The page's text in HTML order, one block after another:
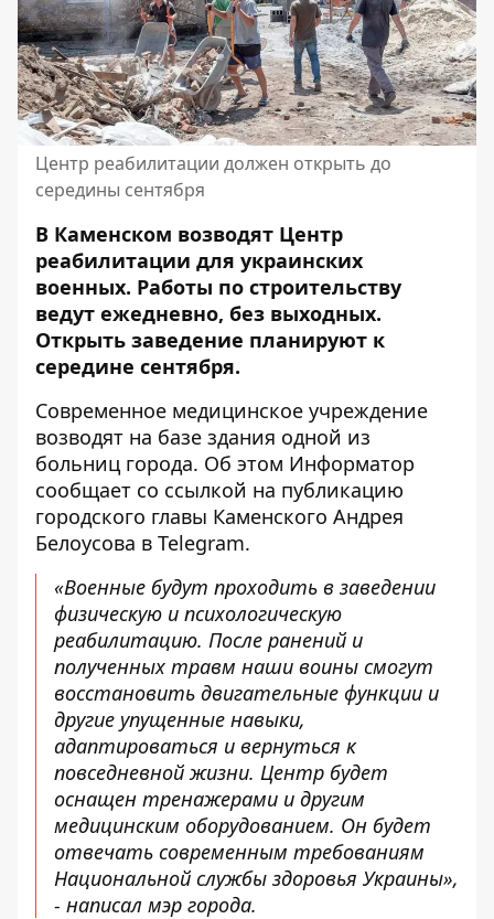
Центр реабилитации должен открыть до
середины сентября
В Каменском возводят Центр
реабилитации для украинских
военных. Работы по строительству
ведут ежедневно, без выходных.
Открыть заведение планируют к
середине сентября.
Современное медицинское учреждение
возводят на базе здания одной из
больниц города. Об этом Информатор
сообщает со ссылкой на публикацию
городского главы Каменского Андрея
Белоусова в Telegram.
«Военные будут проходить в заведении
физическую и психологическую
реабилитацию. После ранений и
полученных травм наши воины смогут
восстановить двигательные функции и
другие упущенные навыки,
адаптироваться и вернуться к
повседневной жизни. Центр будет
оснащен тренажерами и другим
медицинским оборудованием. Он будет
отвечать современным требованиям
Национальной службы здоровья Украины»,
- написал мэр города.